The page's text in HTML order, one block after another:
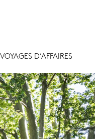
VOYAGES D’AFFAIRES